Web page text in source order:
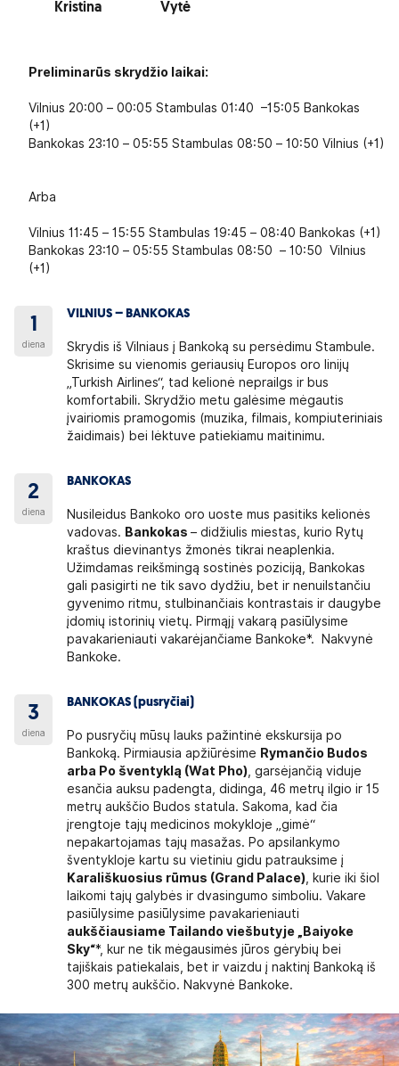
Kristina Vytė
Preliminarūs skrydžio laikai:
Vilnius 20:00 – 00:05 Stambulas 01:40 –15:05 Bankokas
(+1)
Bankokas 23:10 – 05:55 Stambulas 08:50 – 10:50 Vilnius (+1)
Arba
Vilnius 11:45 – 15:55 Stambulas 19:45 – 08:40 Bankokas (+1)
Bankokas 23:10 – 05:55 Stambulas 08:50 – 10:50 Vilnius
(+1)
1
diena
VILNIUS – BANKOKAS
Skrydis iš Vilniaus į Bankoką su persėdimu Stambule.
Skrisime su vienomis geriausių Europos oro linijų
„Turkish Airlines“, tad kelionė neprailgs ir bus
komfortabili. Skrydžio metu galėsime mėgautis
įvairiomis pramogomis (muzika, filmais, kompiuteriniais
žaidimais) bei lėktuve patiekiamu maitinimu.
2
diena
BANKOKAS
Nusileidus Bankoko oro uoste mus pasitiks kelionės
vadovas. Bankokas– didžiulis miestas, kurio Rytų
kraštus dievinantys žmonės tikrai neaplenkia.
Užimdamas reikšmingą sostinės poziciją, Bankokas
gali pasigirti ne tik savo dydžiu, bet ir nenuilstančiu
gyvenimo ritmu, stulbinančiais kontrastais ir daugybe
įdomių istorinių vietų. Pirmąjį vakarą pasiūlysime
pavakarieniauti vakarėjančiame Bankoke*. Nakvynė
Bankoke.
3
diena
BANKOKAS (pusryčiai)
Po pusryčių mūsų lauks pažintinė ekskursija po
Bankoką. Pirmiausia apžiūrėsime Rymančio Budos
arba Po šventyklą (Wat Pho) , garsėjančią viduje
esančia auksu padengta, didinga, 46 metrų ilgio ir 15
metrų aukščio Budos statula. Sakoma, kad čia
įrengtoje tajų medicinos mokykloje „gimė“
nepakartojamas tajų masažas. Po apsilankymo
šventykloje kartu su vietiniu gidu patrauksime į
Karališkuosius rūmus (Grand Palace) , kurie iki šiol
laikomi tajų galybės ir dvasingumo simboliu. Vakare
pasiūlysime pasiūlysime pavakarieniauti
aukščiausiame Tailando viešbutyje „Baiyoke
Sky“*, kur ne tik mėgausimės jūros gėrybių bei
tajiškais patiekalais, bet ir vaizdu į naktinį Bankoką iš
300 metrų aukščio. Nakvynė Bankoke.